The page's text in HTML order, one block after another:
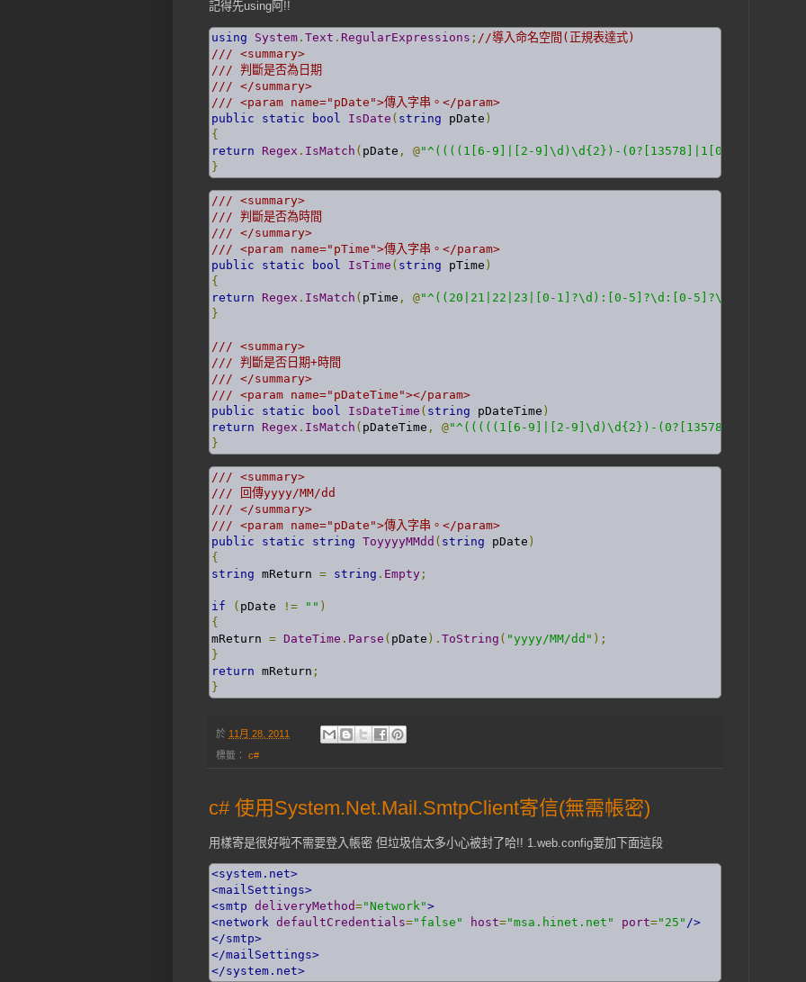
記得先using阿!!
using System . Text . RegularExpressions ; //導入命名空間(正規表達式)
/// <summary>
/// 判斷是否為日期
/// </summary>
/// <param name="pDate">傳入字串。</param>
public
static bool IsDate ( string pDate )
{
return
Regex . IsMatch ( pDate , @"^((((1[6-9]|[2-9]\d)\d{2})-(0?[13578]|1[02])-(0?[1-
}
/// <summary>
/// 判斷是否為時間
/// </summary>
/// <param name="pTime">傳入字串。</param>
public
static bool IsTime ( string pTime )
{
return
Regex . IsMatch ( pTime , @"^((20|21|22|23|[0-1]?\d):[0-5]?\d:[0-5]?\d)$"
}
/// <summary>
/// 判斷是否日期+時間
/// </summary>
/// <param name="pDateTime"></param>
public
static bool IsDateTime ( string pDateTime )
return
Regex . IsMatch ( pDateTime , @"^(((((1[6-9]|[2-9]\d)\d{2})-(0?[13578]|1[02])-
}
/// <summary>
/// 回傳yyyy/MM/dd
/// </summary>
/// <param name="pDate">傳入字串。</param>
public
static string ToyyyyMMdd ( string pDate )
{
string mReturn = string . Empty ;
if ( pDate != "" )
{
mReturn = DateTime . Parse ( pDate ). ToString ( "yyyy/MM/dd" );
}
return mReturn ;
}
於 11月 28, 2011
標籤： c#
c# 使用System.Net.Mail.SmtpClient寄信(無需帳密)
用樣寄是很好啦不需要登入帳密 但垃圾信太多小心被封了哈!! 1.web.config要加下面這段
<system.net>
<mailSettings>
<smtp deliveryMethod="Network">
<network defaultCredentials="false" host="msa.hinet.net" port="25" />
</smtp>
</mailSettings>
</system.net>